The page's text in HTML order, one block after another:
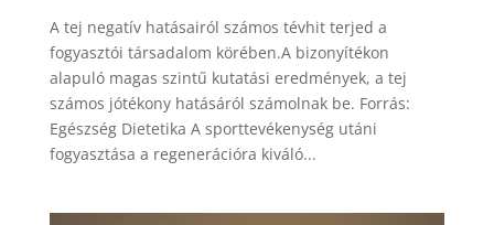
A tej negatív hatásairól számos tévhit terjed a
fogyasztói társadalom körében.A bizonyítékon
alapuló magas szintű kutatási eredmények, a tej
számos jótékony hatásáról számolnak be. Forrás:
Egészség Dietetika A sporttevékenység utáni
fogyasztása a regenerációra kiváló...